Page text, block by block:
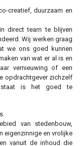
creatief, duurzaam en
direct team te blijven
Wij werken graag
we ons goed kunnen
van wat er al is en
vernieuwing of een
opdrachtgever zichzelf
staat is het goed te
van stedenbouw,
eigenzinnige en vrolijke
vanuit de inhoud die